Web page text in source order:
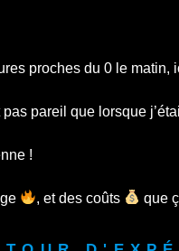
proches du 0 le
pas pareil que lorsque
!
, et des coûts que